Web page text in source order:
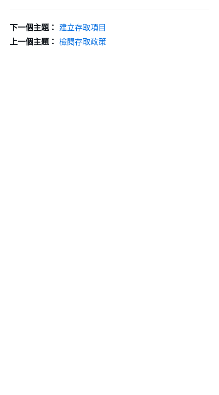
下一個主題： 建立存取項目
上一個主題： 檢閱存取政策